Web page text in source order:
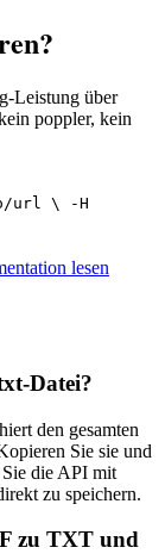
Leistung über
poppler, kein
url \ -H
lesen
Datei?
den gesamten
Sie sie und
die API mit
zu speichern.
zu TXT und